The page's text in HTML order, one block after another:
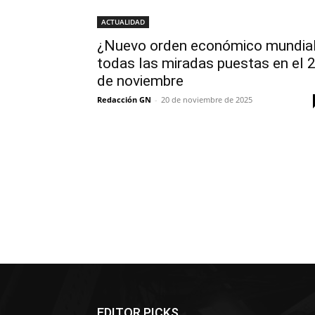
ACTUALIDAD
¿Nuevo orden económico
todas las miradas puestas en el
de noviembre
Redacción GN - 20 de noviembre de 2025